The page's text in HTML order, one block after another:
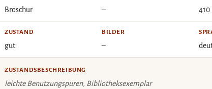
Broschur – 410
ZUSTAND
gut
BILDER
–
ZUSTANDSBESCHREIBUNG
leichte Benutzungspuren, Bibliotheksexemplar